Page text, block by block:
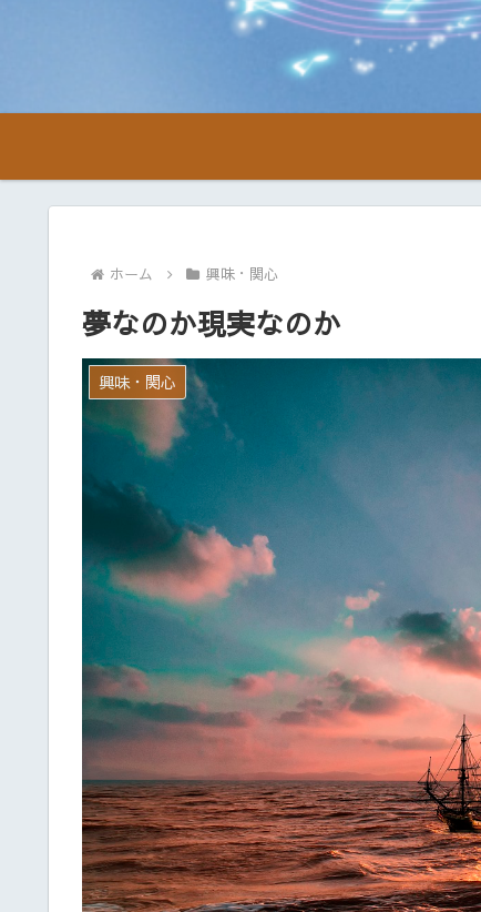
ホーム 興味・関心
夢なのか現実なのか
興味・関心